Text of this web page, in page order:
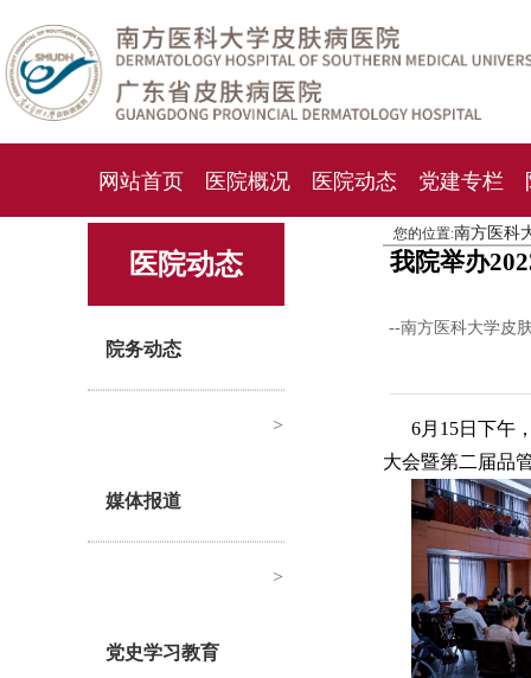
网站首页 医院概况 医院动态 党建专栏
化妆品检测中心 就诊指南 人才
医院动态
院务动态
>
媒体报道
>
党史学习教育
您的位置:南方医科
我院举办
--南方医科大学皮
6月15日下午
大会暨第二届品